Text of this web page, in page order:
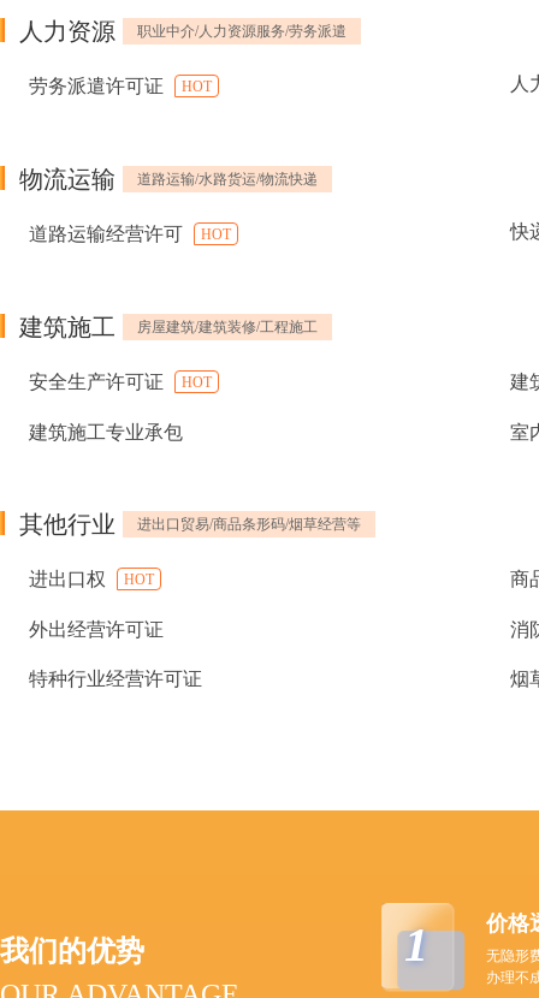
人力资源 职业中介/人力资源服务/劳务派遣
劳务派遣许可证 HOT 人
物流运输 道路运输/水路货运/物流快递
道路运输经营许可 HOT 快
建筑施工 房屋建筑/建筑装修/工程施工
安全生产许可证 HOT 建
建筑施工专业承包 室
其他行业 进出口贸易/商品条形码/烟草经营等
进出口权 HOT 商
外出经营许可证 消
特种行业经营许可证 烟
我们的优势
1 价格
无隐形
办理不